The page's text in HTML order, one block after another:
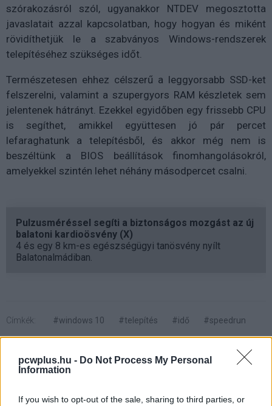
pcwplus.hu - Do Not Process My Personal
Information
If you wish to opt-out of the sale, sharing to third parties, or
szórakozásról szól, ugyanakkor NTDEV megosztotta
javaslatait azzal kapcsolatban, hogy hogyan és miként
rövidíthetjük le a szabványos Windows-rendszerek
telepítéséhez szükséges időt.
Természetesen ehhez célszerű a leggyorsabb SSD-ket
felszerelni, valamint a szupergyors RAM készletek sem
jelentenek hátrányt. Ezekkel egyidőben egy frissebb CPU
is segíthet, amikkel együttesen jó pár percet
lefaraghatunk a telepítésből, és akkor még nem is
beszéltünk a BIOS beállítások finomhangolásokról,
amelyekkel szintén lehet néhány másodpercet csalni.
Pulzusméréssel segíti a biztonságos mozgást az új
balatoni kardioösvény (X)
4 és egy 8 km-es egészségügyi tanösvény nyílt
Balatonalmádiban.
Címkék: #windows 10 #telepítés #idő
#speedrun
#ntdev
#kísérlet #operációs rendszer